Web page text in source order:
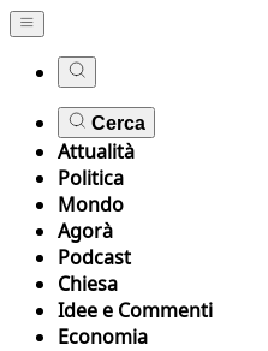
Cerca
Attualità
Politica
Mondo
Agorà
Podcast
Chiesa
Idee e Commenti
Economia